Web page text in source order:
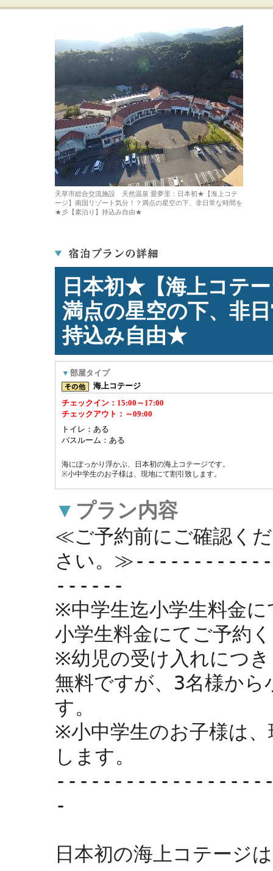
天草市総合交流施設 天然温泉 愛夢里：日本初★【海上コテ
ージ】南国リゾート気分！？満点の星空の下、非日常な時間を
★彡【素泊り】持込み自由★
日本初★【海上コテ
満点の星空の下、非
持込み自由★
▼ 部屋タイプ
海上コテージ
チェックイン：15:00～17:00
チェックアウト：～09:00
トイレ：ある
バスルーム：ある
海にぽっかり浮かぶ、日本初の海上コテージです。
※小中学生のお子様は、現地にて割引致します。
▼ プラン内容
≪ご予約前にご確認くだ
さい。
------
※中学生迄小学生料金
小学生料金にてご予約
※幼児の受け入れにつ
無料ですが、3名様か
す。
※小中学生のお子様は
します。
-
日本初の海上コテージ